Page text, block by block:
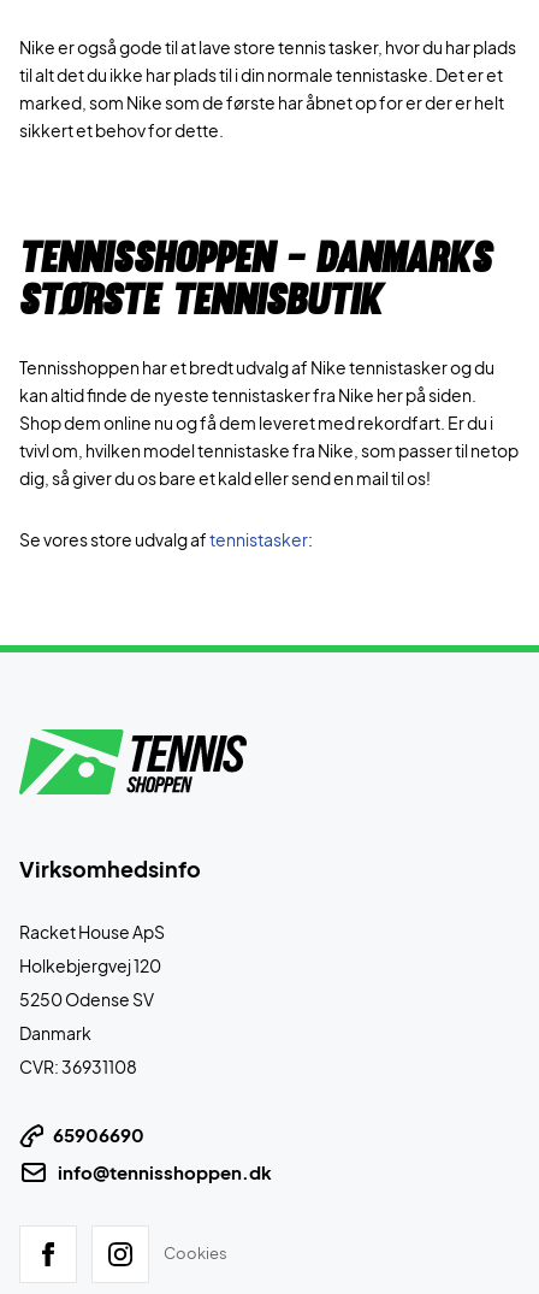
Nike er også gode til at lave store tennis tasker, hvor du har plads
til alt det du ikke har plads til i din normale tennistaske. Det er et
marked, som Nike som de første har åbnet op for er der er helt
sikkert et behov for dette.
Tennisshoppen - Danmarks
største tennisbutik
Tennisshoppen har et bredt udvalg af Nike tennistasker og du
kan altid finde de nyeste tennistasker fra Nike her på siden.
Shop dem online nu og få dem leveret med rekordfart. Er du i
tvivl om, hvilken model tennistaske fra Nike, som passer til netop
dig, så giver du os bare et kald eller send en mail til os!
Se vores store udvalg aftennistasker:
Virksomhedsinfo
Racket House ApS
Holkebjergvej 120
5250 Odense SV
Danmark
CVR: 36931108
65906690
info@tennisshoppen.dk
Cookies